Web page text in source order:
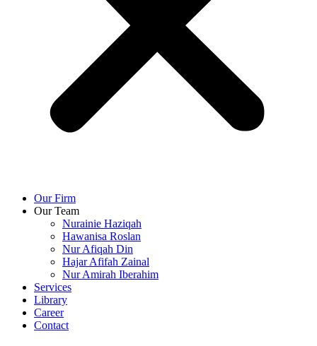
Our Firm
Our Team
Nurainie Haziqah
Hawanisa Roslan
Nur Afiqah Din
Hajar Afifah Zainal
Nur Amirah Iberahim
Services
Library
Career
Contact